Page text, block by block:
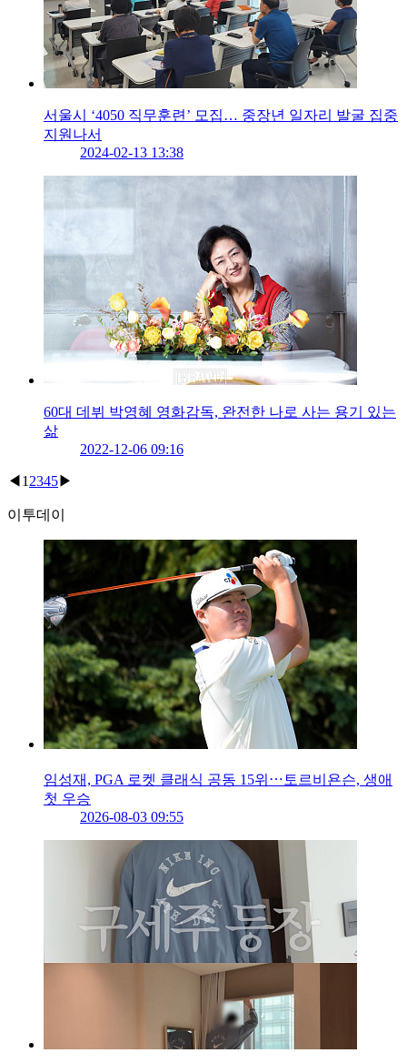
서울시 ‘4050 직무훈련’ 모집… 중장년 일자리 발굴 집중
지원나서
2024-02-13 13:38
60대 데뷔 박영혜 영화감독, 완전한 나로 사는 용기 있는
삶
2022-12-06 09:16
◀ 1 2345▶
이투데이
임성재, PGA 로켓 클래식 공동 15위⋯토르비욘슨, 생애
첫 우승
2026-08-03 09:55